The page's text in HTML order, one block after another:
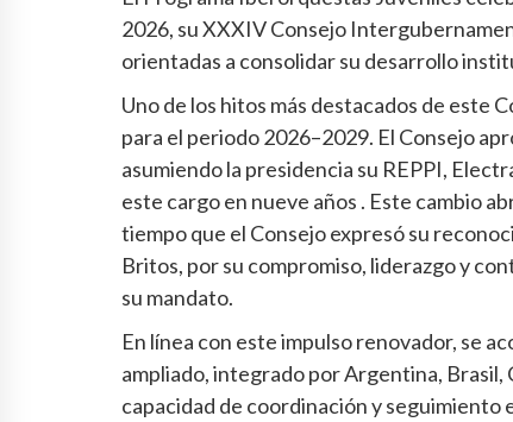
2026, su XXXIV Consejo
orientadas a consolidar su desarrollo
Uno de los hitos más destacados de este
para el periodo 2026–2029. El Consejo
asumiendo la presidencia su REPPI,
este cargo en nueve años . Este cambio
tiempo que el Consejo expresó su
Britos, por su compromiso, liderazgo y
su mandato.
En línea con este impulso renovador, se
ampliado, integrado por Argentina,
capacidad de coordinación y